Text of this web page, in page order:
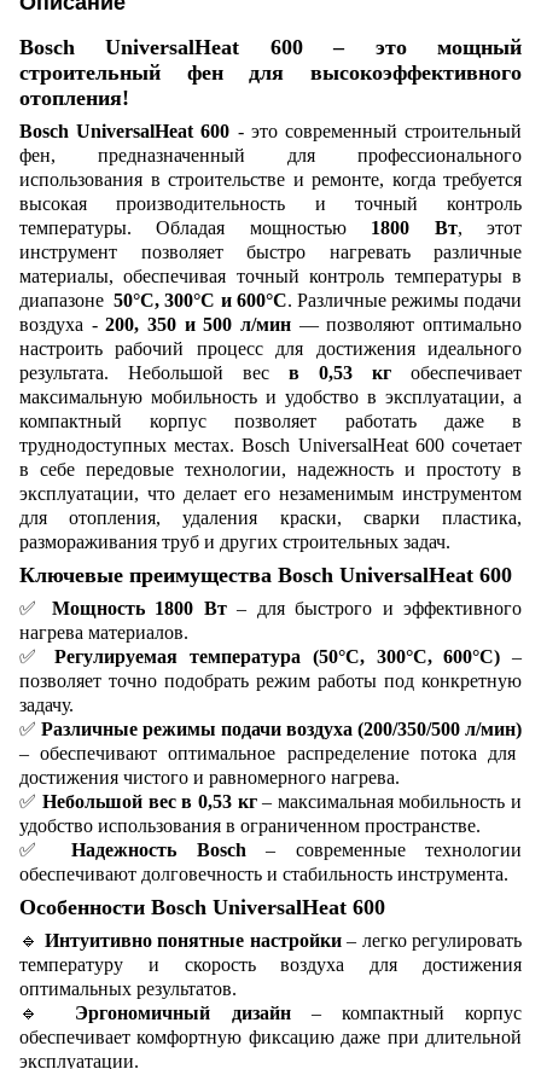
Bosch UniversalHeat 600 – это мощный
строительный фен для высокоэффективного
отопления!
Bosch UniversalHeat 600 - это современный строительный
фен, предназначенный для профессионального
использования в строительстве и ремонте, когда требуется
высокая производительность и точный контроль
температуры. Обладая мощностью 1800 Вт, этот
инструмент позволяет быстро нагревать различные
материалы, обеспечивая точный контроль температуры в
диапазоне50°C, 300°C и 600°C. Различные режимы подачи
воздуха -200, 350 и 500 л/мин — позволяют оптимально
настроить рабочий процесс для достижения идеального
результата. Небольшой вес в 0,53 кг обеспечивает
максимальную мобильность и удобство в эксплуатации, а
компактный корпус позволяет работать даже в
труднодоступных местах. Bosch UniversalHeat 600 сочетает
в себе передовые технологии, надежность и простоту в
эксплуатации, что делает его незаменимым инструментом
для отопления, удаления краски, сварки пластика,
размораживания труб и других строительных задач.
Ключевые преимущества Bosch UniversalHeat 600
✅ Мощность 1800 Вт– для быстрого и эффективного
нагрева материалов.
✅Регулируемая температура (50°C, 300°C, 600°C) –
позволяет точно подобрать режим работы под конкретную
задачу.
✅ Различные режимы подачи воздуха (200/350/500 л/мин)
– обеспечивают оптимальное распределение потока для
достижения чистого и равномерного нагрева.
✅Небольшой вес в 0,53 кг– максимальная мобильность и
удобство использования в ограниченном пространстве.
✅ Надежность Bosch – современные технологии
обеспечивают долговечность и стабильность инструмента.
Особенности Bosch UniversalHeat 600
🔹 Интуитивно понятные настройки– легко регулировать
температуру и скорость воздуха для достижения
оптимальных результатов.
🔹 Эргономичный дизайн– компактный корпус
обеспечивает комфортную фиксацию даже при длительной
эксплуатации.